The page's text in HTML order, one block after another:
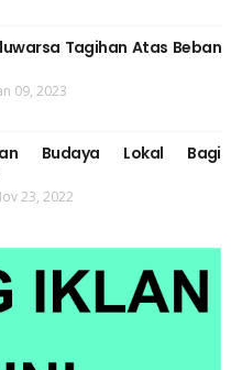
Tagihan Atas Beban
09, 2023
Budaya Lokal Bagi
23, 2022